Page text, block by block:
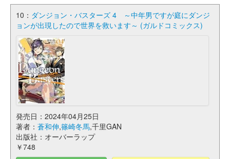
10： ダンジョン・バスターズ 4 ～中年男ですが庭にダンジ
ョンが出現したので世界を救います～ (ガルドコミックス)
発売日：2024年04月25日
著者： 蒼和伸,篠崎冬馬,千里GAN
出版社：オーバーラップ
￥748